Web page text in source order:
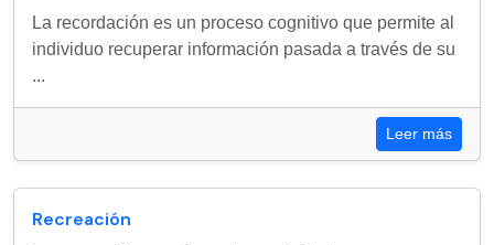
La recordación es un proceso cognitivo que permite al
individuo recuperar información pasada a través de su
...
Leer más
Recreación